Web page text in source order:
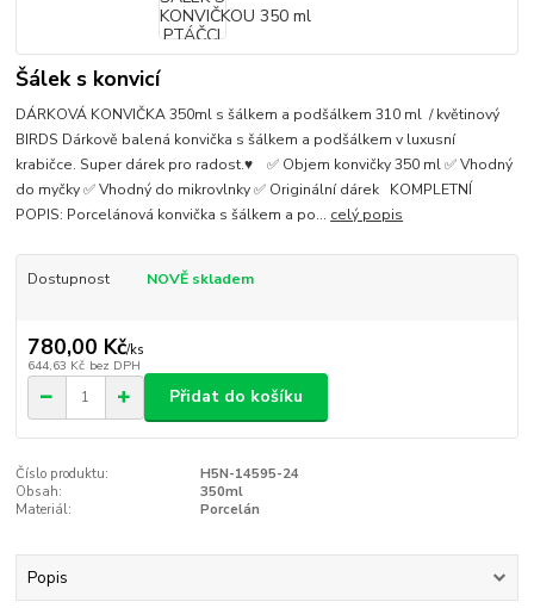
Šálek s konvicí
DÁRKOVÁ KONVIČKA 350ml s šálkem a podšálkem 310 ml / květinový
BIRDS Dárkově balená konvička s šálkem a podšálkem v luxusní
krabičce. Super dárek pro radost.♥ ✅ Objem konvičky 350 ml ✅ Vhodný
do myčky ✅ Vhodný do mikrovlnky ✅ Originální dárek KOMPLETNÍ
POPIS: Porcelánová konvička s šálkem a po... celý popis
Dostupnost NOVĚ skladem
780,00 Kč/ks
644,63 Kč bez DPH
Přidat do košíku
Číslo produktu:
H5N-14595-24
Obsah:
350ml
Materiál:
Porcelán
Popis